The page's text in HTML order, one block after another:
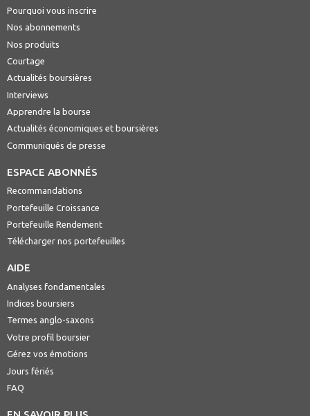
Pourquoi vous inscrire
Nos abonnements
Nos produits
Courtage
Actualités boursières
Interviews
Apprendre la bourse
Actualités économiques et boursières
Communiqués de presse
ESPACE ABONNÉS
Recommandations
Portefeuille Croissance
Portefeuille Rendement
Télécharger nos portefeuilles
AIDE
Analyses fondamentales
Indices boursiers
Termes anglo-saxons
Votre profil boursier
Gérez vos émotions
Jours fériés
FAQ